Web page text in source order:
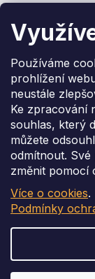
Používáme
prohlížení
neustále
Ke zpracování
souhlas, který
můžete
odmítnout.
změnit pomocí
Více o cookies.
Podmínky
Blog
kanceláři i
20.4.2026
Adsorpční
kondenzační
4.3.2026
Připravte
4.2.2026
Copyright 2026